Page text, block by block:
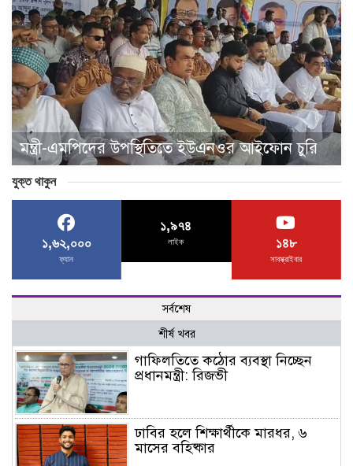
মন্ত্রী-এমপিদের উপস্থিতিতে ইউএনওর আইফোন চুরি
যুক্ত থাকুন
১,৬২,০০০
ফ্যান
১,৯৭৪
লাইক ১৪৮
সাবস্ক্রাইবার
সর্বশেষ
শীর্ষ খবর
গাফিলতিতে কঠোর ব্যবস্থা নিচ্ছেন
প্রধানমন্ত্রী: রিজভী
ঢাবির হলে শিক্ষার্থীকে মারধর, ৬
মাসের বহিষ্কার